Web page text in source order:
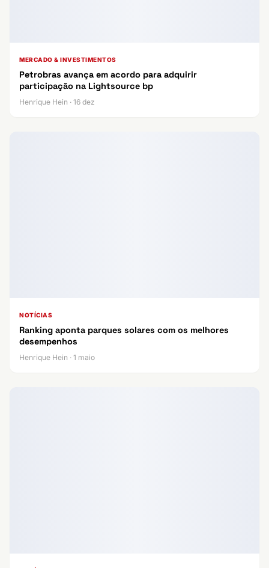
MERCADO & INVESTIMENTOS
Petrobras avança em acordo para adquirir
participação na Lightsource bp
Henrique Hein · 16 dez
NOTÍCIAS
Ranking aponta parques solares com os melhores
desempenhos
Henrique Hein · 1 maio